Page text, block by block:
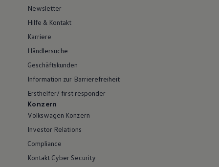
Newsletter
Hilfe & Kontakt
Karriere
Händlersuche
Geschäftskunden
Information zur Barrierefreiheit
Ersthelfer/ first responder
Konzern
Volkswagen Konzern
Investor Relations
Compliance
Kontakt Cyber Security